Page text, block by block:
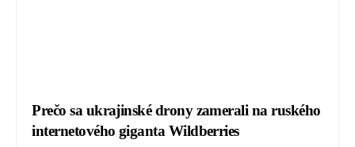
Prečo sa ukrajinské drony zamerali na ruského
internetového giganta Wildberries